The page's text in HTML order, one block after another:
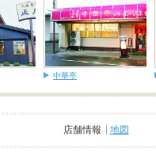
中華亭
店舗情報 地図